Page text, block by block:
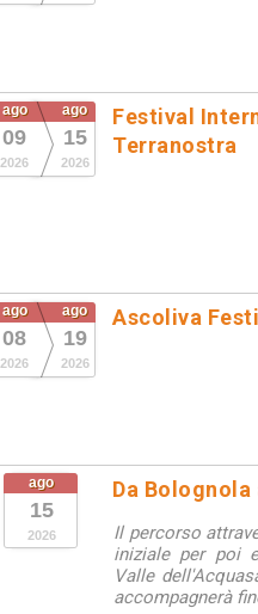
ago
09
2026
ago
15
2026
Festival
Terranostra
ago
08
2026
ago
19
2026
Ascoliva
ago
15
2026
Da
Il percorso
iniziale per poi
Valle
accompagnerà